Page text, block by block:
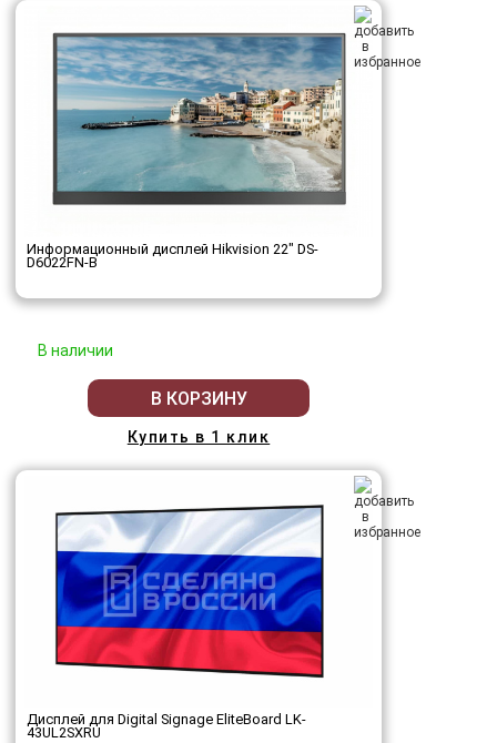
Информационный дисплей Hikvision 22" DS-
D6022FN-B
В наличии
В КОРЗИНУ
Купить в 1 клик
Дисплей для Digital Signage EliteBoard LK-
43UL2SXRU